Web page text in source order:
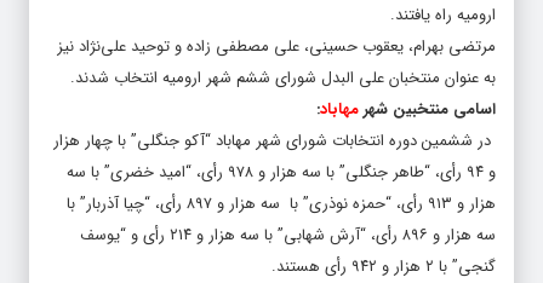
ارومیه راه یافتند.
مرتضی بهرام، یعقوب حسینی، علی مصطفی زاده و توحید علی‌نژاد نیز
به عنوان منتخبان علی البدل شورای ششم شهر ارومیه انتخاب شدند.
اسامی منتخبین شهرمهاباد:
در ششمین دوره انتخابات شورای شهر مهاباد “آکو جنگلی” با چهار هزار
و ۹۴ رأی، “طاهر جنگلی” با سه هزار و ۹۷۸ رأی، “امید خضری” با سه
هزار و ۹۱۳ رأی، “حمزه نوذری” با سه هزار و ۸۹۷ رأی، “چیا آذربار” با
سه هزار و ۸۹۶ رأی، “آرش شهابی” با سه هزار و ۲۱۴ رأی و “یوسف
گنجی” با ۲ هزار و ۹۴۲ رأی هستند.